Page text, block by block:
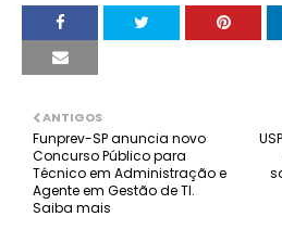
ANTIGOS
Funprev-SP anuncia novo
Concurso Público para
Técnico em Administração e
Agente em Gestão de TI.
Saiba mais